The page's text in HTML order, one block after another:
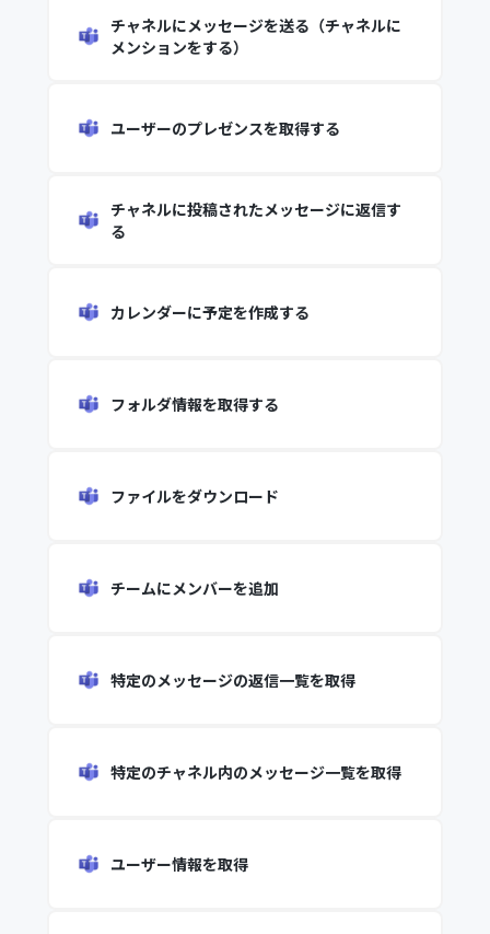
チャネルにメッセージを送る（チャネルに
メンションをする）
ユーザーのプレゼンスを取得する
チャネルに投稿されたメッセージに返信す
る
カレンダーに予定を作成する
フォルダ情報を取得する
ファイルをダウンロード
チームにメンバーを追加
特定のメッセージの返信一覧を取得
特定のチャネル内のメッセージ一覧を取得
ユーザー情報を取得